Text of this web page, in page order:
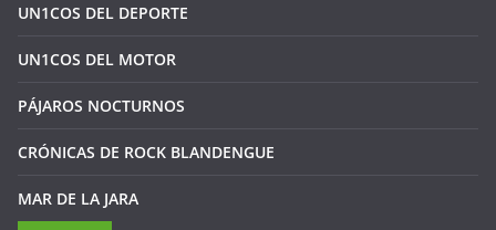
UN1COS DEL DEPORTE
UN1COS DEL MOTOR
PÁJAROS NOCTURNOS
CRÓNICAS DE ROCK BLANDENGUE
MAR DE LA JARA